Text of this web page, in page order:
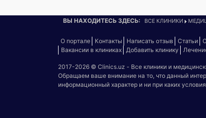
ВЫ НАХОДИТЕСЬ ЗДЕСЬ: ВСЕ КЛИНИКИ
О портале Контакты Написать отзыв Статьи
Вакансии в клиниках Добавить клинику
2017-2026 © Clinics.uz - Все клиники и
Обращаем ваше внимание на то, что данный
информационный характер и ни при каких